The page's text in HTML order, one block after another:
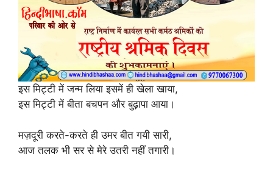
इस मिट्टी में जन्म लिया इसमें ही खेला खाया,
इस मिट्टी में बीता बचपन और बुढ़ापा आया।
मज़दूरी करते-करते ही उमर बीत गयी सारी,
आज तलक भी सर से मेरे उतरी नहीं तगारी।